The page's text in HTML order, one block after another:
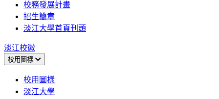
校務發展計畫
招生簡章
淡江大學首頁刊頭
淡江校徽
校用圖樣
校用圖樣
淡江大學